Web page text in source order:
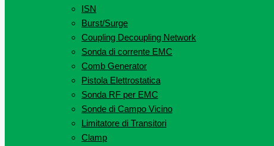
ISN
Burst/Surge
Coupling Decoupling Network
Sonda di corrente EMC
Comb Generator
Pistola Elettrostatica
Sonda RF per EMC
Sonde di Campo Vicino
Limitatore di Transitori
Clamp